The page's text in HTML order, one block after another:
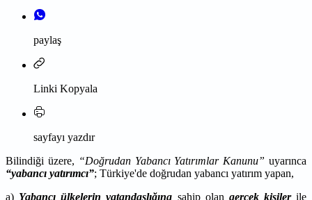
paylaş
Linki Kopyala
sayfayı yazdır
Bilindiği üzere, “Doğrudan Yabancı Yatırımlar Kanunu” uyarınca
“yabancı yatırımcı”; Türkiye'de doğrudan yabancı yatırım yapan,
a) Yabancı ülkelerin vatandaşlığına sahip olan gerçek kişilerile